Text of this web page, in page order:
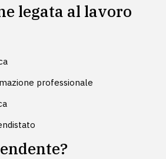
legata al lavoro
professionale